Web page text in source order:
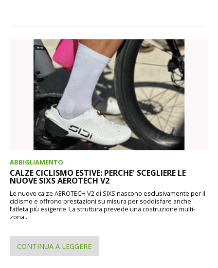
ABBIGLIAMENTO
CALZE CICLISMO ESTIVE: PERCHE' SCEGLIERE LE
NUOVE SIXS AEROTECH V2
Le nuove calze AEROTECH V2 di SIXS nascono esclusivamente per il
ciclismo e offrono prestazioni su misura per soddisfare anche
l’atleta più esigente. La struttura prevede una costruzione multi-
zona...
CONTINUA A LEGGERE